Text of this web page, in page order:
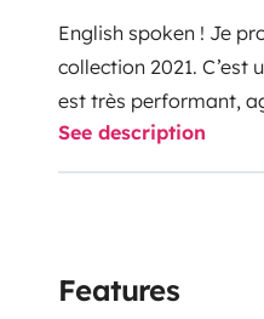
English spoken ! Je
collection 2021. C’est
est très performant,
autonome. Il passe
douche, WC ,2 lits en
Véhicule :
See description
Features